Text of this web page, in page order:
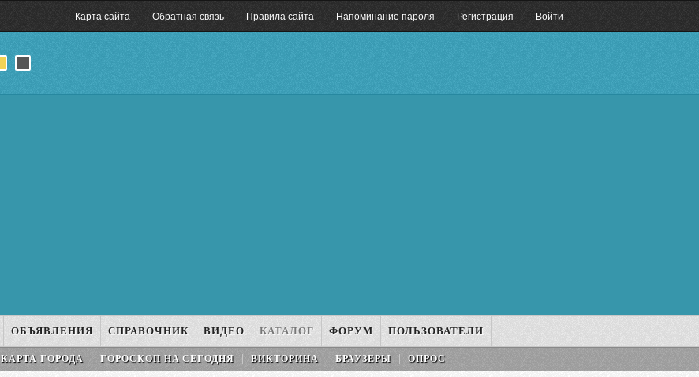
Карта сайта Обратная связь Правила сайта Напоминание пароля Регистрация Войти
ОБЪЯВЛЕНИЯ СПРАВОЧНИК ВИДЕО КАТАЛОГ ФОРУМ ПОЛЬЗОВАТЕЛИ
КАРТА ГОРОДА ГОРОСКОП НA СEГОДНЯ ВИКТОРИНА БРАУЗЕРЫ ОПРОС